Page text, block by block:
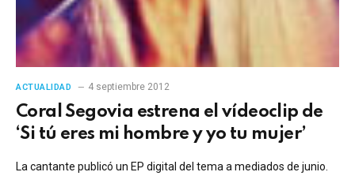
ACTUALIDAD 4 septiembre 2012
Coral Segovia estrena el vídeoclip de
‘Si tú eres mi hombre y yo tu mujer’
La cantante publicó un EP digital del tema a mediados de junio.